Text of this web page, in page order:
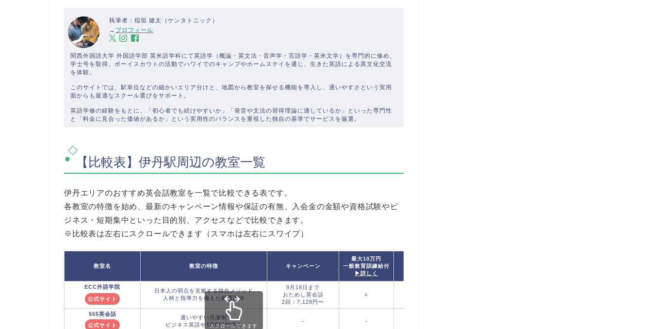
執筆者：稲垣 健太（ケンタトニック）
→ プロフィール
関西外国語大学 外国語学部 英米語学科にて英語学（概論・英文法・音声学・言語学・英米文学）を専門的に修め、
学士号を取得。ボーイスカウトの活動でハワイでのキャンプやホームステイを通じ、生きた英語による異文化交流
を体験。
このサイトでは、駅単位などの細かいエリア分けと、地図から教室を探せる機能を導入し、通いやすさという実用
面からも最適なスクール選びをサポート。
英語学修の経験をもとに、「初心者でも続けやすいか」「発音や文法の習得理論に適しているか」といった専門性
と「料金に見合った価値があるか」という実用性のバランスを重視した独自の基準でサービスを厳選。
【比較表】伊丹駅周辺の教室一覧
伊丹エリアのおすすめ英会話教室を一覧で比較できる表です。
各教室の特徴を始め、最新のキャンペーン情報や保証の有無、入会金の金額や資格試験やビ
ジネス・短期集中といった目的別、アクセスなどで比較できます。
※比較表は左右にスクロールできます（スマホは左右にスワイプ）
教室名 教室の特徴 キャンペーン
最大10万円
一般教育訓練給付
▶詳しく
ECC外語学院
公式サイト
日本人の弱点を克服する独自メソッド
人柄と指導力を備えた厳選講師
9月18日まで
おためし英会話
2回：7,128円〜
○
555英会話
公式サイト
通いやすい月謝制
ビジネス英語やTOEIC対策も
- -
スクロールできます